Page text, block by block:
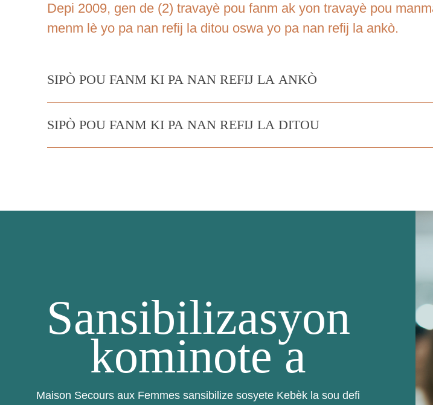
Depi 2009, gen de (2) travayè pou fanm ak yon travayè pou
menm lè yo pa nan refij la ditou oswa yo pa nan refij la ankò.
SIPÒ POU FANM KI PA NAN REFIJ LA ANKÒ
SIPÒ POU FANM KI PA NAN REFIJ LA DITOU
Sansibilizasyon
kominote a
Maison Secours aux Femmes sansibilize sosyete Kebèk la sou defi